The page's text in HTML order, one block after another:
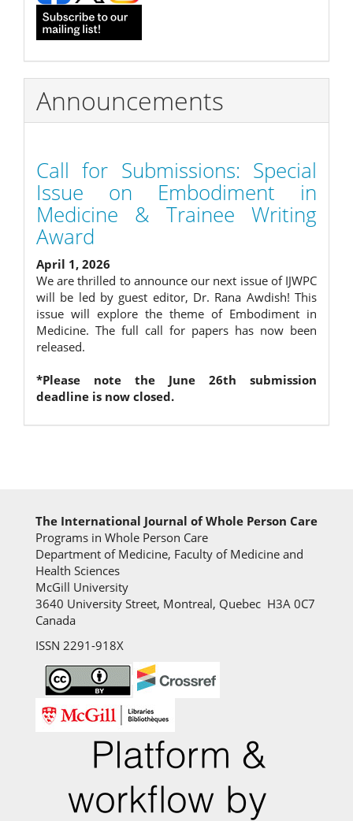
Announcements
Call for Submissions: Special
Issue on Embodiment in
Medicine & Trainee Writing
Award
April 1, 2026
We are thrilled to announce our next issue of IJWPC
will be led by guest editor, Dr. Rana Awdish! This
issue will explore the theme of Embodiment in
Medicine. The full call for papers has now been
released.
*Please note the June 26th submission
deadline is now closed.
The International Journal of Whole Person Care
Programs in Whole Person Care
Department of Medicine, Faculty of Medicine and
Health Sciences
McGill University
3640 University Street, Montreal, Quebec H3A 0C7
Canada
ISSN 2291-918X